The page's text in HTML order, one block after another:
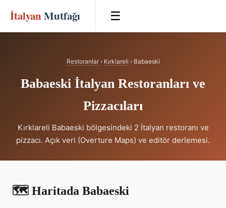
İtalyan Mutfağı ☰
Restoranlar› Kırklareli › Babaeski
Babaeski İtalyan Restoranları ve
Pizzacıları
Kırklareli Babaeski bölgesindeki 2 İtalyan restoranı ve
pizzacı. Açık veri (Overture Maps) ve editör derlemesi.
🗺️ Haritada Babaeski